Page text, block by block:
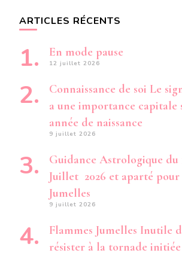
ARTICLES RÉCENTS
En mode pause
12 juillet 2026
Connaissance de soi Le
a une importance capitale
année de naissance
9 juillet 2026
Guidance Astrologique du
Juillet 2026 et aparté pour
Jumelles
9 juillet 2026
Flammes Jumelles Inutile
résister à la tornade